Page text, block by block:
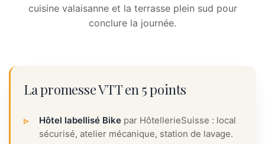
cuisine valaisanne et la terrasse plein sud pour
conclure la journée.
La promesse VTT en 5 points
Hôtel labellisé Bike par HôtellerieSuisse : local
sécurisé, atelier mécanique, station de lavage.